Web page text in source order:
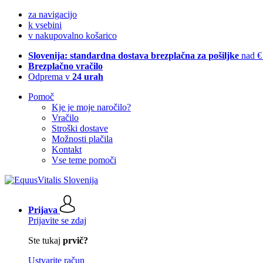
za navigacijo
k vsebini
v nakupovalno košarico
Slovenija: standardna dostava brezplačna za pošiljke nad
Brezplačno vračilo
Odprema v 24 urah
Pomoč
Kje je moje naročilo?
Vračilo
Stroški dostave
Možnosti plačila
Kontakt
Vse teme pomoči
Prijava
Prijavite se zdaj
Ste tukaj prvič?
Ustvarite račun